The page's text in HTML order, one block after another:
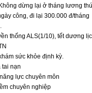
dừng lại ở tháng lương
công, đi lại 300.000 đ/tháng
thống ALS(1/10), tết dương
sức khỏe định kỳ.
tai nạn
lực chuyên môn
chuyên nghiệp